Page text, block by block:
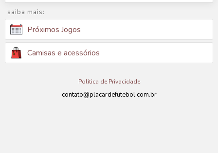
saiba mais:
Próximos Jogos
Camisas e acessórios
Política de Privacidade
contato@placardefutebol.com.br